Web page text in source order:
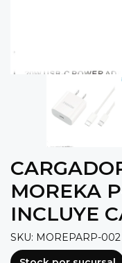
MOREKA
INCLUYE
SKU: MOREPARP-002